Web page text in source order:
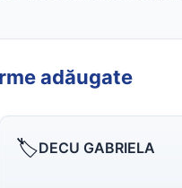
adăugate
🏷️DECU GABRIELA